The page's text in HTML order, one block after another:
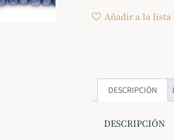
Añadir a la lista
DESCRIPCIÓN
DESCRIPCIÓN